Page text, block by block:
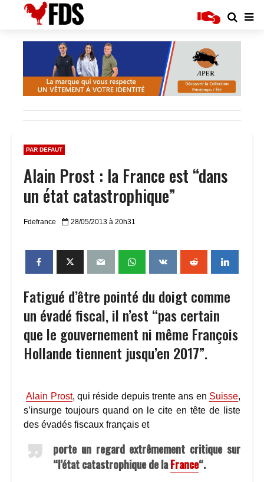
PAR DEFAUT
Alain Prost : la France est “dans
un état catastrophique”
Fdefrance 28/05/2013 à 20h31
Fatigué d’être pointé du doigt comme
un évadé fiscal, il n’est “pas certain
que le gouvernement ni même François
Hollande tiennent jusqu’en 2017”.
Alain Prost, qui réside depuis trente ans en Suisse,
s’insurge toujours quand on le cite en tête de liste
des évadés fiscaux français et
porte un regard extrêmement critique sur
“l’état catastrophique de laFrance“.